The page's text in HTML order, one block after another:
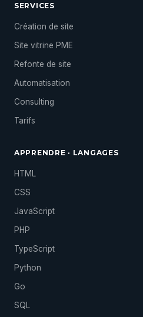
SERVICES
Création de site
Site vitrine PME
Refonte de site
Automatisation
Consulting
Tarifs
APPRENDRE · LANGAGES
HTML
CSS
JavaScript
PHP
TypeScript
Python
Go
SQL